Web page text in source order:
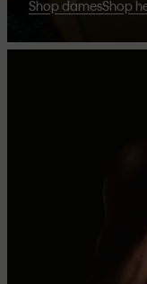
Shop damesShop